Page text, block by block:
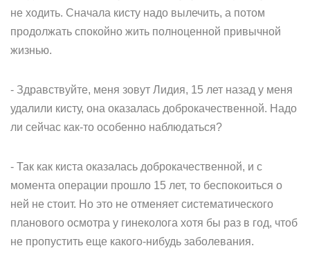
не ходить. Сначала кисту надо вылечить, а потом
продолжать спокойно жить полноценной привычной
жизнью.
- Здравствуйте, меня зовут Лидия, 15 лет назад у меня
удалили кисту, она оказалась доброкачественной. Надо
ли сейчас как-то особенно наблюдаться?
- Так как киста оказалась доброкачественной, и с
момента операции прошло 15 лет, то беспокоиться о
ней не стоит. Но это не отменяет систематического
планового осмотра у гинеколога хотя бы раз в год, чтоб
не пропустить еще какого-нибудь заболевания.